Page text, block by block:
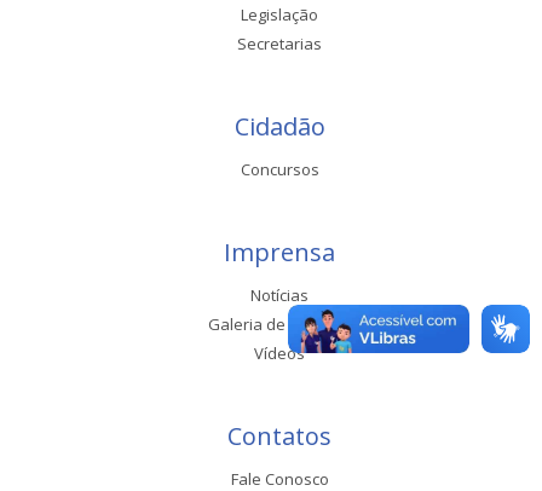
Legislação
Secretarias
Cidadão
Concursos
Imprensa
Notícias
Galeria de Imagens
Vídeos
Contatos
Fale Conosco